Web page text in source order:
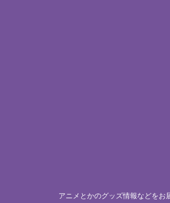
アニメとかのグッズ情報などをお